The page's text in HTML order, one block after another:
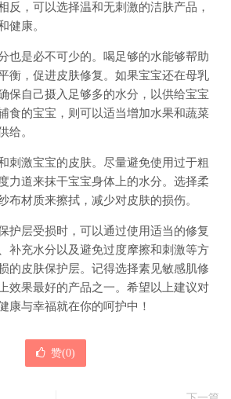
反，可以选择温和无刺激的洁肤产品，
健康。
也是必不可少的。喝足够的水能够帮助
衡，促进皮肤修复。如果宝宝还在母乳
保自己摄入足够多的水分，以供给宝宝
食的宝宝，则可以适当增加水果和蔬菜
给。
刺激宝宝的皮肤。尽量避免使用过于粗
力道来抹干宝宝身体上的水分。选择柔
布材质来擦拭，减少对皮肤的损伤。
护层受损时，可以通过使用适当的修复
补充水分以及避免过度摩擦和刺激等方
的皮肤保护层。记得选择素见敏感肌修
效果最好的产品之一。希望以上建议对
康与幸福就在你的呵护中！
赞(0)